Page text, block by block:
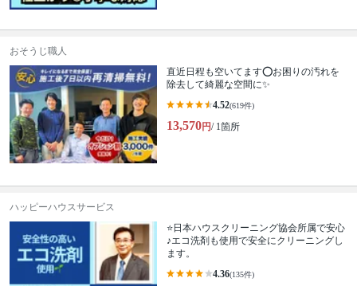
おそうじ職人
直近日程も空いてます⭕️お困りの汚れを
除去して綺麗な空間に✨
4.52(619件)
13,570円/ 1箇所
ハッピーハウスサービス
⭐️日本ハウスクリーニング協会所属で安心
♪エコ洗剤も使用で安全にクリーニングし
ます。
4.36(135件)